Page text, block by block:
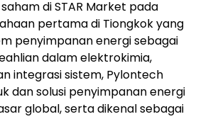
di STAR Market pada
pertama di Tiongkok yang
penyimpanan energi sebagai
dalam elektrokimia,
integrasi sistem, Pylontech
dan solusi penyimpanan energi
global, serta dikenal sebagai